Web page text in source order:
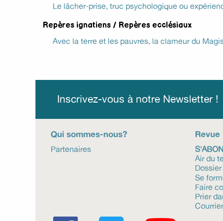
Le lâcher-prise, truc psychologique ou
Repères ignatiens / Repères ecclésiaux
Avec la terre et les pauvres, la clameur du
Inscrivez-vous à notre Newsletter !
Qui sommes-nous?
Partenaires
Revue
Air du
Dossier
Se
Faire
Prier